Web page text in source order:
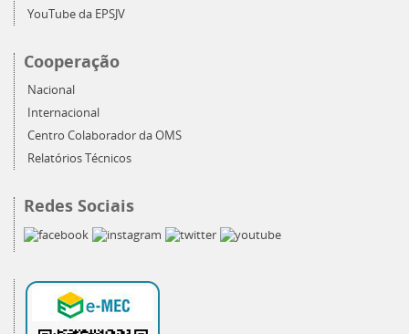
YouTube da EPSJV
Cooperação
Nacional
Internacional
Centro Colaborador da OMS
Relatórios Técnicos
Redes Sociais